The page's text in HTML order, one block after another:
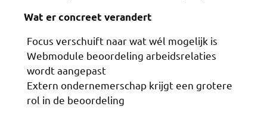
Wat er concreet verandert
Focus verschuift naar wat wél mogelijk is
Webmodule beoordeling arbeidsrelaties
wordt aangepast
Extern ondernemerschap krijgt een grotere
rol in de beoordeling